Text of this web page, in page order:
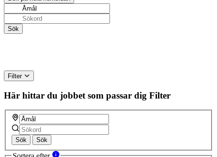
Filter
Här hittar du jobbet som passar dig Filter
Sök Sök